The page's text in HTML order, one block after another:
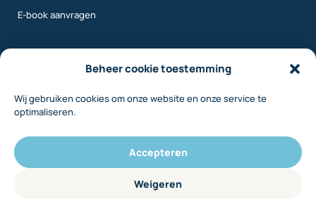
Beheer cookie toestemming
Wij gebruiken cookies om onze website en onze service te
optimaliseren.
Accepteren
Weigeren
E-book aanvragen
Over ons